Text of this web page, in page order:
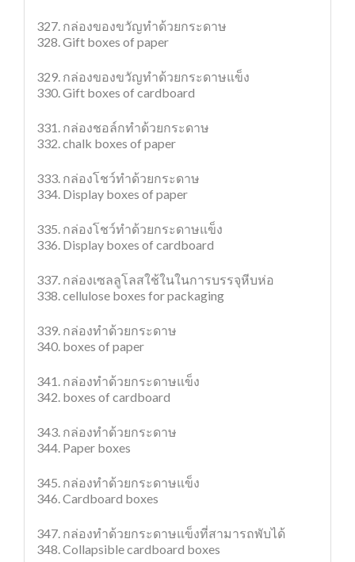
327. กล่องของขวัญทำด้วยกระดาษ
328. Gift boxes of paper
329. กล่องของขวัญทำด้วยกระดาษแข็ง
330. Gift boxes of cardboard
331. กล่องชอล์กทำด้วยกระดาษ
332. chalk boxes of paper
333. กล่องโชว์ทำด้วยกระดาษ
334. Display boxes of paper
335. กล่องโชว์ทำด้วยกระดาษแข็ง
336. Display boxes of cardboard
337. กล่องเซลลูโลสใช้ในในการบรรจุหีบห่อ
338. cellulose boxes for packaging
339. กล่องทําด้วยกระดาษ
340. boxes of paper
341. กล่องทําด้วยกระดาษแข็ง
342. boxes of cardboard
343. กล่องทำด้วยกระดาษ
344. Paper boxes
345. กล่องทำด้วยกระดาษแข็ง
346. Cardboard boxes
347. กล่องทำด้วยกระดาษแข็งที่สามารถพับได้
348. Collapsible cardboard boxes